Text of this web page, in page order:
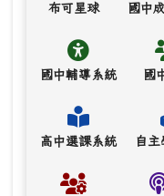
布可星球 國中
國中輔導系統 國
高中選課系統 自主